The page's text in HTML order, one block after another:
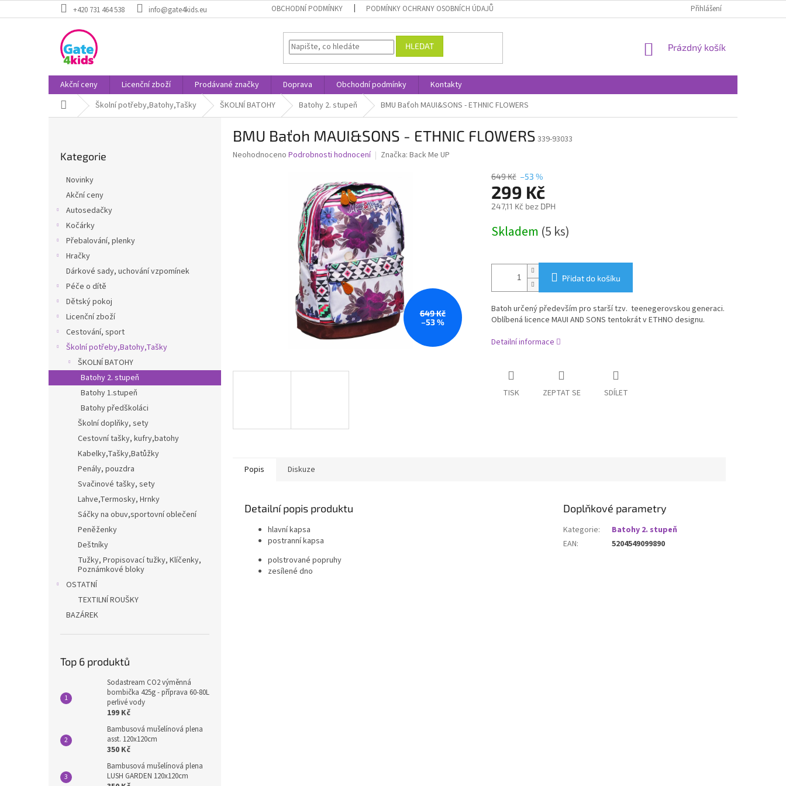
na
+420 731 464 538 info@gate4kids.eu OBCHODNÍ PODMÍNKY PODMÍNKY OCHRANY OSOBNÍCH ÚDAJŮ Přihlášení
HLEDAT
NÁKUPNÍ
Prázdný košík
Akční ceny Licenční zboží Prodávané značky Doprava Obchodní podmínky
Kontakty
Domů Školní potřeby,Batohy,Tašky ŠKOLNÍ BATOHY Batohy 2. stupeň BMU Baťoh MAUI&SONS - ETHNIC FLOWERS
kategorie
Kategorie
Novinky
Akční ceny
Autosedačky
Kočárky
Přebalování, plenky
Hračky
Dárkové sady, uchování vzpomínek
Péče o dítě
Dětský pokoj
Licenční zboží
Cestování, sport
Školní potřeby,Batohy,Tašky
ŠKOLNÍ BATOHY
Batohy 2. stupeň
Batohy 1.stupeň
Batohy předškoláci
Školní doplňky, sety
Cestovní tašky, kufry,batohy
Kabelky,Tašky,Batůžky
Penály, pouzdra
Svačinové tašky, sety
Lahve,Termosky, Hrnky
Sáčky na obuv,sportovní oblečení
Peněženky
Deštníky
Tužky, Propisovací tužky, Klíčenky,
Poznámkové bloky
OSTATNÍ
TEXTILNÍ ROUŠKY
BAZÁREK
Top 6 produktů
Sodastream CO2 výměnná
bombička 425g - příprava 60-80L
perlivé vody
199 Kč
Bambusová mušelínová plena
asst. 120x120cm
350 Kč
Bambusová mušelínová plena
LUSH GARDEN 120x120cm
BMU Baťoh MAUI&SONS - ETHNIC FLOWERS 339-93033
Průměrné
Neohodnoceno Podrobnosti hodnocení Značka: Back Me UP
649 Kč
–53 %
649 Kč –53 %
299 Kč
247,11 Kč bez DPH
cena:
Skladem (5 ks)
Přidat do košíku
Batoh určený především pro starší tzv. teenegerovskou generaci.
Oblíbená licence MAUI AND SONS tentokrát v ETHNO designu.
Detailní informace
TISK ZEPTAT SE SDÍLET
Popis Diskuze
Detailní popis produktu
hlavní kapsa
postranní kapsa
polstrované popruhy
zesílené dno
Doplňkové parametry
Kategorie:
Batohy 2. stupeň
EAN: 5204549099890